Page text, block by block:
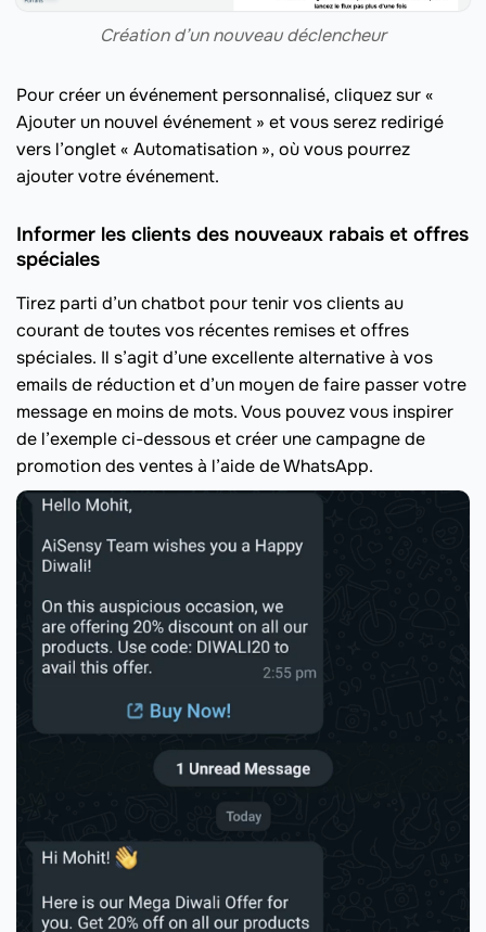
Création d’un nouveau déclencheur
Pour créer un événement personnalisé, cliquez sur «
Ajouter un nouvel événement » et vous serez redirigé
vers l’onglet « Automatisation », où vous pourrez
ajouter votre événement.
Informer les clients des nouveaux rabais et offres
spéciales
Tirez parti d’un chatbot pour tenir vos clients au
courant de toutes vos récentes remises et offres
spéciales. Il s’agit d’une excellente alternative à vos
emails de réduction et d’un moyen de faire passer votre
message en moins de mots. Vous pouvez vous inspirer
de l’exemple ci-dessous et créer une campagne de
promotion des ventes à l’aide de WhatsApp.